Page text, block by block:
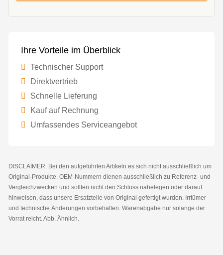
Ihre Vorteile im Überblick
Technischer Support
Direktvertrieb
Schnelle Lieferung
Kauf auf Rechnung
Umfassendes Serviceangebot
DISCLAIMER: Bei den aufgeführten Artikeln es sich nicht ausschließlich um
Original-Produkte. OEM-Nummern dienen ausschließlich zu Referenz- und
Vergleichzwecken und sollten nicht den Schluss nahelegen oder darauf
hinweisen, dass unsere Ersatzteile von Original gefertigt wurden. Irrtümer
und technische Änderungen vorbehalten. Warenabgabe nur solange der
Vorrat reicht. Abb. Ähnlich.